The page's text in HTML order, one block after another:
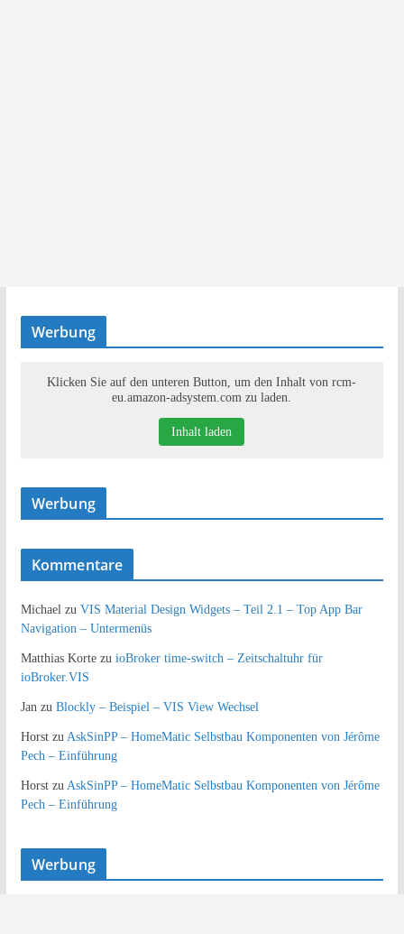
Werbung
Klicken Sie auf den unteren Button, um den Inhalt von rcm-
eu.amazon-adsystem.com zu laden.
Inhalt laden
Werbung
Kommentare
Michaelzu VIS Material Design Widgets – Teil 2.1 – Top App Bar
Navigation – Untermenüs
Matthias Kortezu ioBroker time-switch – Zeitschaltuhr für
ioBroker.VIS
Janzu Blockly – Beispiel – VIS View Wechsel
Horstzu AskSinPP – HomeMatic Selbstbau Komponenten von Jérôme
Pech – Einführung
Horstzu AskSinPP – HomeMatic Selbstbau Komponenten von Jérôme
Pech – Einführung
Werbung